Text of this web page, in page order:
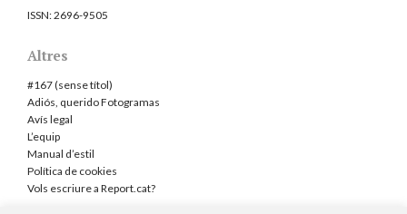
ISSN:2696-9505
Altres
#167 (sense títol)
Adiós, querido Fotogramas
Avís legal
L’equip
Manual d’estil
Política de cookies
Vols escriure a Report.cat?